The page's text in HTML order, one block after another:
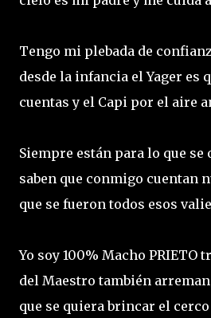
Tengo mi plebada de
desde la infancia el Yager es
cuentas y el Capi por el aire
Siempre están para lo que se
saben que conmigo cuentan
que se fueron todos esos
Yo soy 100% Macho PRIETO
del Maestro también
que se quiera brincar el cerco